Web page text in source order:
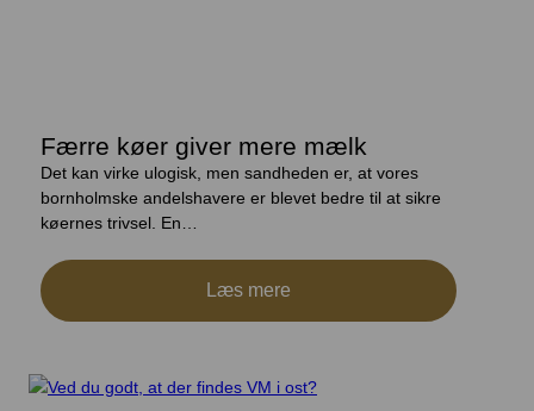
Færre køer giver mere mælk
Det kan virke ulogisk, men sandheden er, at vores
bornholmske andelshavere er blevet bedre til at sikre
køernes trivsel. En…
Læs mere